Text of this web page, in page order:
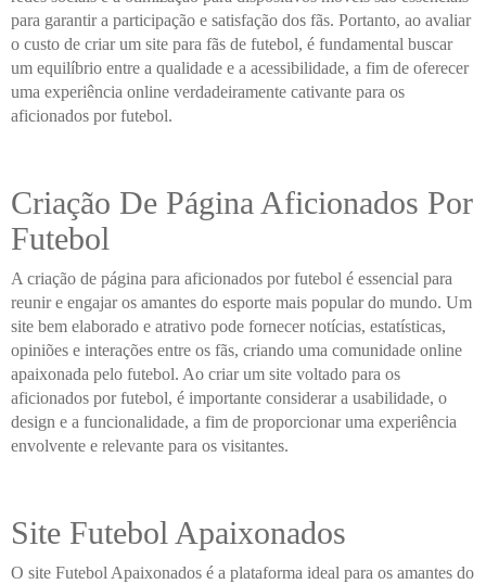
para garantir a participação e satisfação dos fãs. Portanto, ao avaliar
o custo de criar um site para fãs de futebol, é fundamental buscar
um equilíbrio entre a qualidade e a acessibilidade, a fim de oferecer
uma experiência online verdadeiramente cativante para os
aficionados por futebol.
Criação De Página Aficionados Por
Futebol
A criação de página para aficionados por futebol é essencial para
reunir e engajar os amantes do esporte mais popular do mundo. Um
site bem elaborado e atrativo pode fornecer notícias, estatísticas,
opiniões e interações entre os fãs, criando uma comunidade online
apaixonada pelo futebol. Ao criar um site voltado para os
aficionados por futebol, é importante considerar a usabilidade, o
design e a funcionalidade, a fim de proporcionar uma experiência
envolvente e relevante para os visitantes.
Site Futebol Apaixonados
O site Futebol Apaixonados é a plataforma ideal para os amantes do